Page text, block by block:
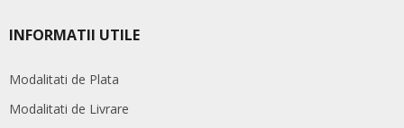
INFORMATII UTILE
Modalitati de Plata
Modalitati de Livrare